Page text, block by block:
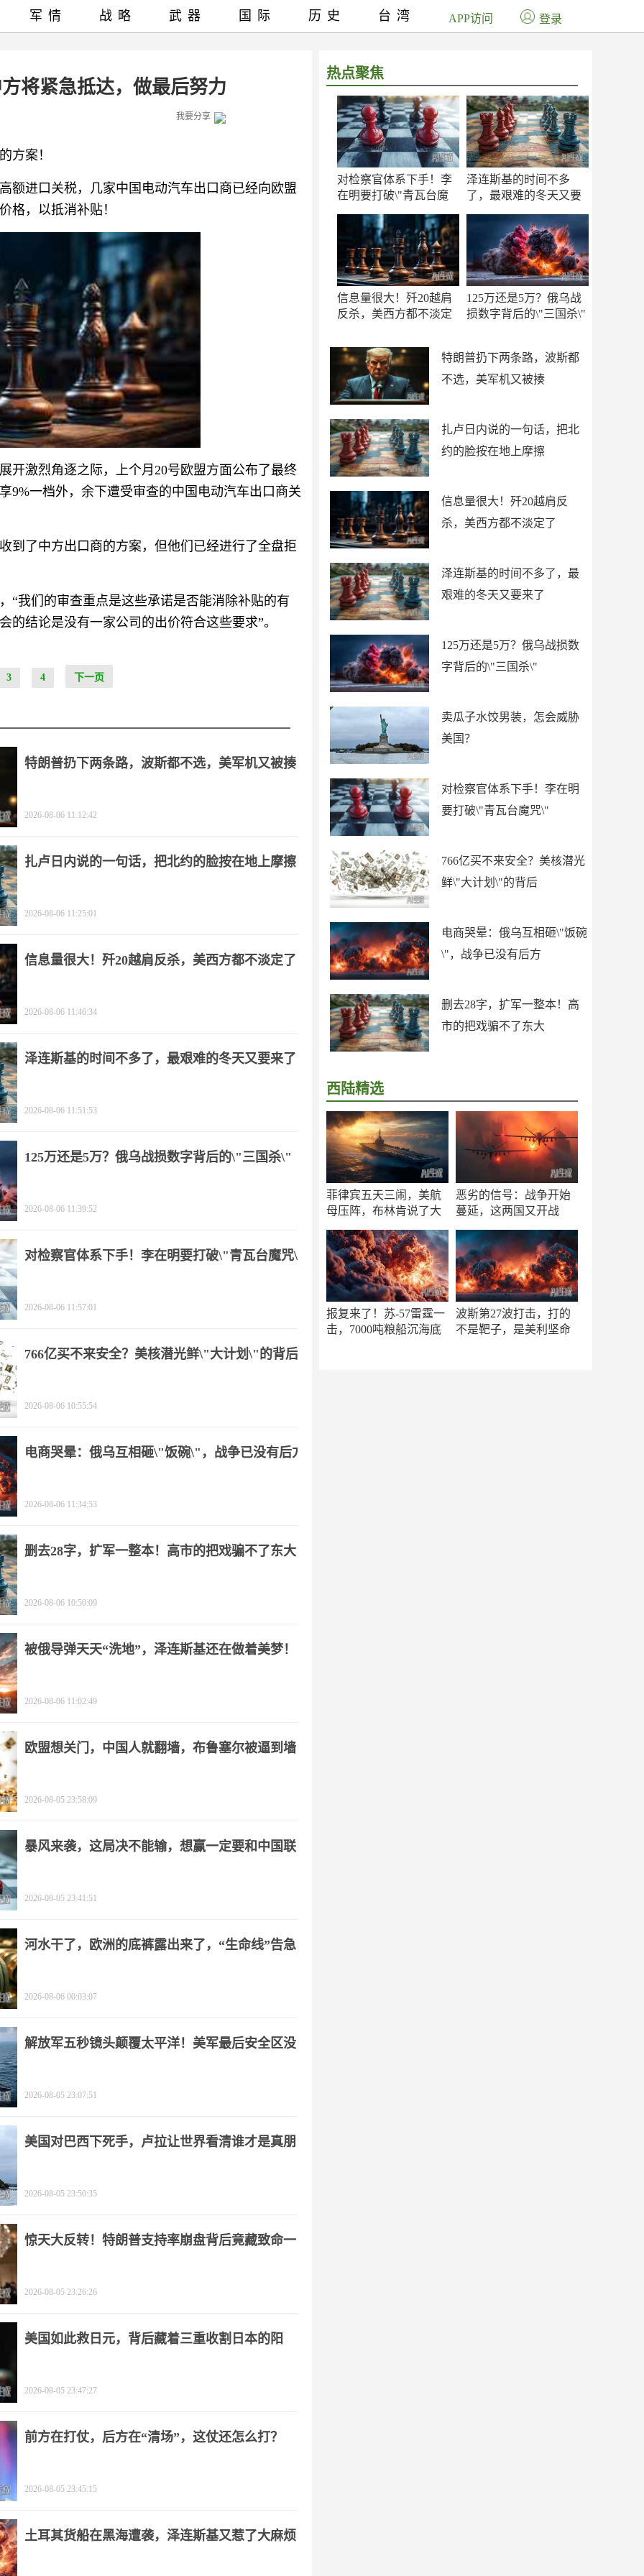
将紧急抵达，做最后努力
我要分享
方案！
额进口关税，几家中国电动汽车出口商已经向欧盟
格，以抵消补贴！
开激烈角逐之际，上个月20号欧盟方面公布了最终
9%一档外，余下遭受审查的中国电动汽车出口商关
到了中方出口商的方案，但他们已经进行了全盘拒
“我们的审查重点是这些承诺是否能消除补贴的有
结论是没有一家公司的出价符合这些要求”。
3 4 下一页
热点聚焦
对检察官体系下手！李
在明要打破\"青瓦台魔
泽连斯基的时间不多
了，最艰难的冬天又要
信息量很大！歼20越肩
反杀，美西方都不淡定
125万还是5万？俄乌战
损数字背后的\"三国杀\"
特朗普扔下两条路，波斯都
不选，美军机又被揍
扎卢日内说的一句话，把北
约的脸按在地上摩擦
信息量很大！歼20越肩反
杀，美西方都不淡定了
泽连斯基的时间不多了，最
艰难的冬天又要来了
125万还是5万？俄乌战损数
字背后的\"三国杀\"
卖瓜子水饺男装，怎会威胁
美国？
对检察官体系下手！李在明
要打破\"青瓦台魔咒\"
766亿买不来安全？美核潜光
鲜\"大计划\"的背后
电商哭晕：俄乌互相砸\"饭碗
\"，战争已没有后方
删去28字，扩军一整本！高
市的把戏骗不了东大
西陆精选
菲律宾五天三闹，美航
母压阵，布林肯说了大
恶劣的信号：战争开始
蔓延，这两国又开战
报复来了！苏-57雷霆一
击，7000吨粮船沉海底
波斯第27波打击，打的
不是靶子，是美利坚命
军情 战略 武器 国际 历史 台湾 APP访问 登录
特朗普扔下两条路，波斯都不选，美军机又被揍
2026-08-06 11:12:42
扎卢日内说的一句话，把北约的脸按在地上摩擦
2026-08-06 11:25:01
信息量很大！歼20越肩反杀，美西方都不淡定了
2026-08-06 11:46:34
泽连斯基的时间不多了，最艰难的冬天又要来了
2026-08-06 11:51:53
125万还是5万？俄乌战损数字背后的\"三国杀\"
2026-08-06 11:39:52
对检察官体系下手！李在明要打破\"青瓦台魔咒\"
2026-08-06 11:57:01
766亿买不来安全？美核潜光鲜\"大计划\"的背后
2026-08-06 10:55:54
电商哭晕：俄乌互相砸\"饭碗\"，战争已没有后方
2026-08-06 11:34:53
删去28字，扩军一整本！高市的把戏骗不了东大
2026-08-06 10:50:09
被俄导弹天天“洗地”，泽连斯基还在做着美梦！
2026-08-06 11:02:49
欧盟想关门，中国人就翻墙，布鲁塞尔被逼到墙
2026-08-05 23:58:09
暴风来袭，这局决不能输，想赢一定要和中国联
2026-08-05 23:41:51
河水干了，欧洲的底裤露出来了，“生命线”告急
2026-08-06 00:03:07
解放军五秒镜头颠覆太平洋！美军最后安全区没
2026-08-05 23:07:51
美国对巴西下死手，卢拉让世界看清谁才是真朋
2026-08-05 23:50:35
惊天大反转！特朗普支持率崩盘背后竟藏致命一
2026-08-05 23:26:26
美国如此救日元，背后藏着三重收割日本的阳
2026-08-05 23:47:27
前方在打仗，后方在“清场”，这仗还怎么打？
2026-08-05 23:45:15
土耳其货船在黑海遭袭，泽连斯基又惹了大麻烦